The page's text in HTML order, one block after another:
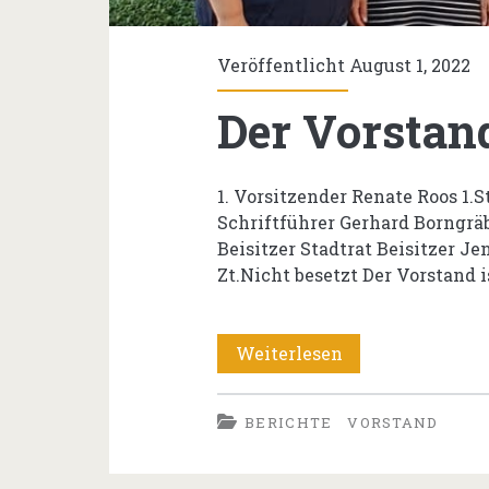
Veröffentlicht August 1, 2022
Der
1. Vorsitzender Renate Roos
Schriftführer Gerhard
Beisitzer Stadtrat Beisitzer
Zt.Nicht besetzt Der Vorstand
WeiterlesenDer
Vorstand
2022
BERICHTE VORSTAND